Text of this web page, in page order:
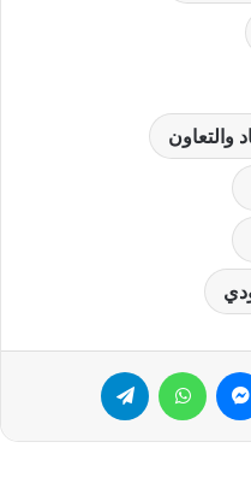
والتعاون
ماسنجر واتساب